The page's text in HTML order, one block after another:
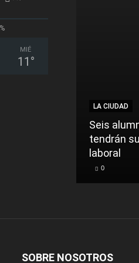
MIÉ
11 °
LA CIUDAD
Seis
tendrán
laboral
0
SOBRE NOSOTROS